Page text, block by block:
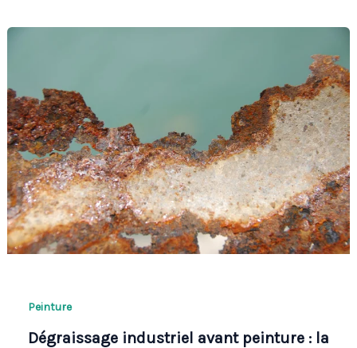
Peinture
Dégraissage industriel avant peinture : la